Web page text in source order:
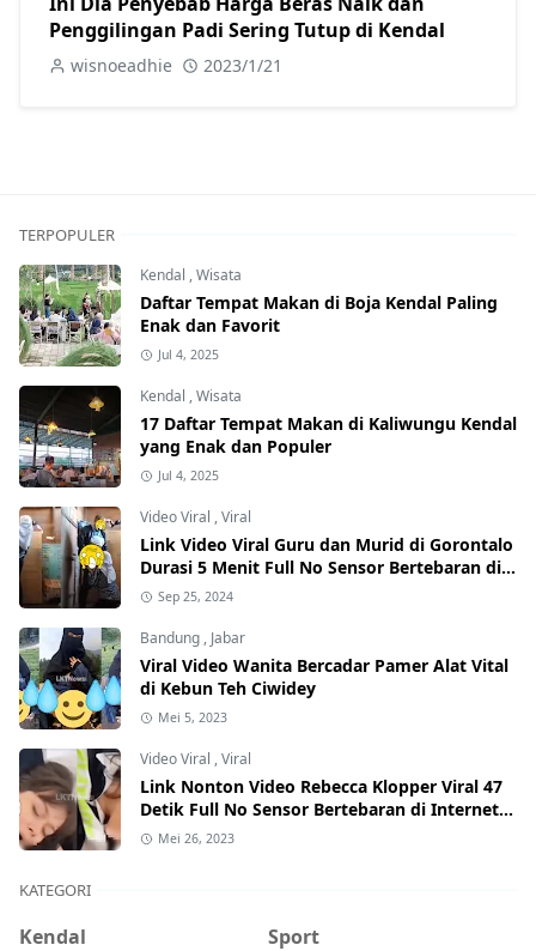
Penggilingan Padi Sering Tutup di Kendal
wisnoeadhie 2023/1/21
TERPOPULER
Kendal ,Wisata
Daftar Tempat Makan di Boja Kendal Paling
Enak dan Favorit
Jul 4, 2025
Kendal ,Wisata
17 Daftar Tempat Makan di Kaliwungu Kendal
yang Enak dan Populer
Jul 4, 2025
Video Viral ,Viral
Link Video Viral Guru dan Murid di Gorontalo
Durasi 5 Menit Full No Sensor Bertebaran di
Internet, Hati-Hati Phising!
Sep 25, 2024
Bandung , Jabar
Viral Video Wanita Bercadar Pamer Alat Vital
di Kebun Teh Ciwidey
Mei 5, 2023
Video Viral ,Viral
Link Nonton Video Rebecca Klopper Viral 47
Detik Full No Sensor Bertebaran di Internet,
Hati-Hati Phising!
Mei 26, 2023
KATEGORI
Kendal
Sport